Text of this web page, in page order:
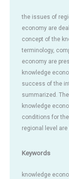
the issues of
economy are
concept of the
terminology,
economy are
knowledge
success of the
summarized.
knowledge
conditions for
regional level are
Keywords
knowledge